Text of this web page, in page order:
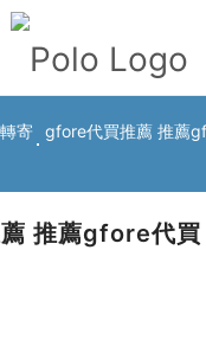
寄 gfore代買推薦 推薦
推薦gfore代